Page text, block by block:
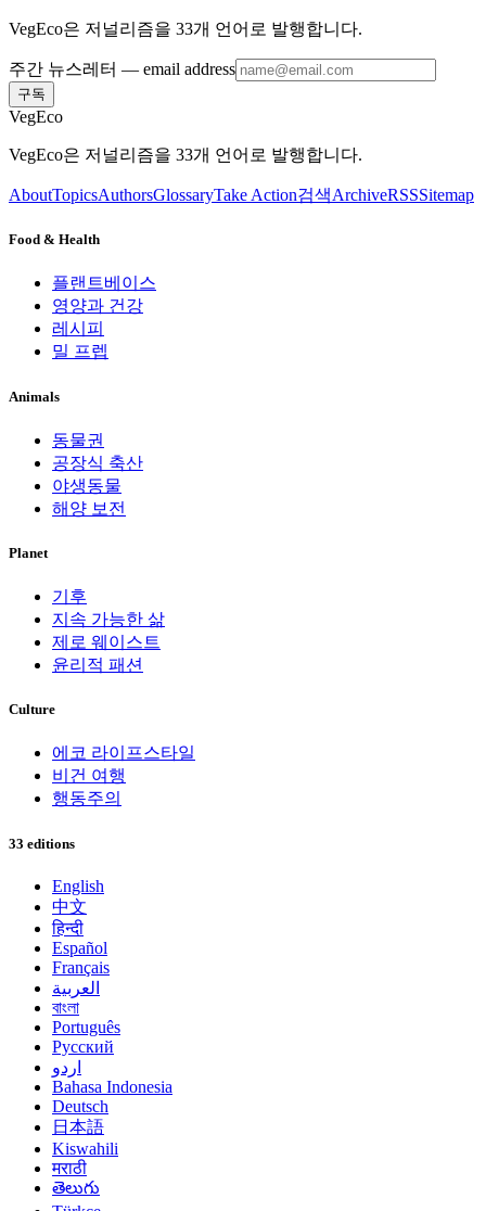
VegEco은 저널리즘을 33개 언어로 발행합니다.
주간 뉴스레터 — email address
구독
VegEco
VegEco은 저널리즘을 33개 언어로 발행합니다.
AboutTopicsAuthorsGlossaryTake Action검색ArchiveRSSSitemap
Food & Health
플랜트베이스
영양과 건강
레시피
밀 프렙
Animals
동물권
공장식 축산
야생동물
해양 보전
Planet
기후
지속 가능한 삶
제로 웨이스트
윤리적 패션
Culture
에코 라이프스타일
비건 여행
행동주의
33 editions
English
中文
हिन्दी
Español
Français
العربية
বাংলা
Português
Русский
اردو
Bahasa Indonesia
Deutsch
日本語
Kiswahili
मराठी
తెలుగు